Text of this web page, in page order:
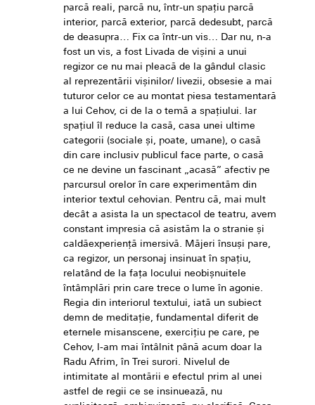
parcă reali, parcă nu, într-un spațiu parcă
interior, parcă exterior, parcă dedesubt, parcă
de deasupra… Fix ca într-un vis… Dar nu, n-a
fost un vis, a fost Livada de vișini a unui
regizor ce nu mai pleacă de la gândul clasic
al reprezentării vișinilor/ livezii, obsesie a mai
tuturor celor ce au montat piesa testamentară
a lui Cehov, ci de la o temă a spațiului. Iar
spațiul îl reduce la casă, casa unei ultime
categorii (sociale și, poate, umane), o casă
din care inclusiv publicul face parte, o casă
ce ne devine un fascinant „acasă” afectiv pe
parcursul orelor în care experimentăm din
interior textul cehovian. Pentru că, mai mult
decât a asista la un spectacol de teatru, avem
constant impresia că asistăm la o stranie și
caldăexperiență imersivă. Măjeri însuși pare,
ca regizor, un personaj insinuat în spațiu,
relatând de la fața locului neobișnuitele
întâmplări prin care trece o lume în agonie.
Regia din interiorul textului, iată un subiect
demn de meditație, fundamental diferit de
eternele misanscene, exercițiu pe care, pe
Cehov, l-am mai întâlnit până acum doar la
Radu Afrim, în Trei surori. Nivelul de
intimitate al montării e efectul prim al unei
astfel de regii ce se insinuează, nu